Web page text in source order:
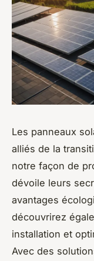
Les panneaux
alliés de la
notre façon de
dévoile leurs
avantages
découvrirez
installation et
Avec des